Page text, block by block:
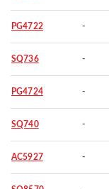
PG4722 -
SQ736 -
PG4724 -
SQ740 -
AC5927 -